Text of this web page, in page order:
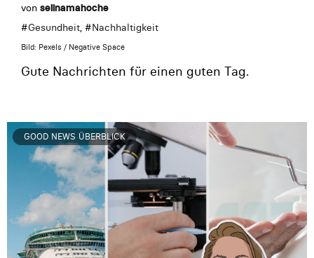
von selinamahoche
#Gesundheit, #Nachhaltigkeit
Bild: Pexels / Negative Space
Gute Nachrichten für einen guten Tag.
GOOD NEWS ÜBERBLICK